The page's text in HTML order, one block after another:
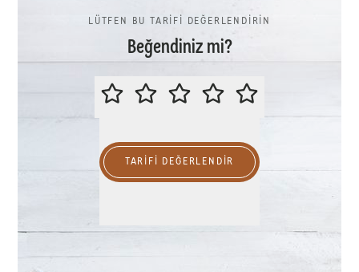
LÜTFEN BU TARİFİ DEĞERLENDİRİN
Beğendiniz mi?
LÜTFEN BU TARİFİ
TARIFI DEĞERLENDİR